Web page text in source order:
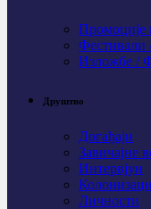
Промоције
Фестивали
Изложбе /
Друштво
Догађаји
Завичајне
Интервјуи
Личности